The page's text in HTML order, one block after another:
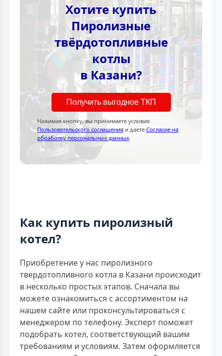
Хотите купить
Пиролизные
твёрдотопливные
котлы
в Казани?
Получить выгодное ТКП
Нажимая кнопку, вы принимаете условия
Пользовательского соглашения и даете Согласие на
обработку персональных данных
Как купить пиролизный
котел?
Приобретение у нас пиролизного
твердотопливного котла в Казани происходит
в несколько простых этапов. Сначала вы
можете ознакомиться с ассортиментом на
нашем сайте или проконсультироваться с
менеджером по телефону. Эксперт поможет
подобрать котел, соответствующий вашим
требованиям и условиям. Затем оформляется